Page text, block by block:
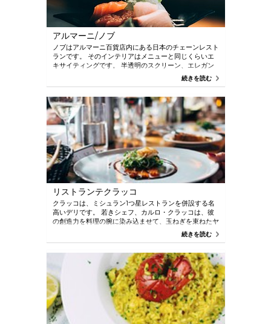
アルマーニ/ノブ
ノブはアルマーニ百貨店内にある日本のチェーンレスト
ランです。 そのインテリアはメニューと同じくらいエ
キサイティングです。 半透明のスクリーン、エレガン
トなダイニングルームの家具、そして厳格なラインは、
豪華な空港ラウンジを連想させます。 選ぶのが難しい
続きを読む
リストランテクラッコ
クラッコは、ミシュラン1つ星レストランを併設する名
高いデリです。 若きシェフ、カルロ・クラッコは、彼
の創造力を料理の腕に染み込ませて、玉ねぎを束ねたヤ
ギミルクのラビオリやノルチャトリュフなど、面白くて
続きを読む